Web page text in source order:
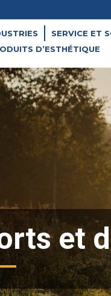
SERVICE ET
D’ESTHÉTIQUE
et